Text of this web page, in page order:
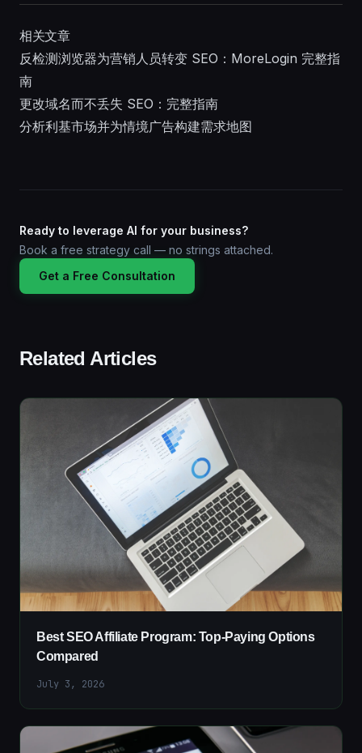
相关文章
反检测浏览器为营销人员转变 SEO：MoreLogin 完整指
南
更改域名而不丢失 SEO：完整指南
分析利基市场并为情境广告构建需求地图
Ready to leverage AI for your business?
Book a free strategy call — no strings attached.
Get a Free Consultation
Related Articles
Best SEO Affiliate Program: Top-Paying Options
Compared
July 3, 2026